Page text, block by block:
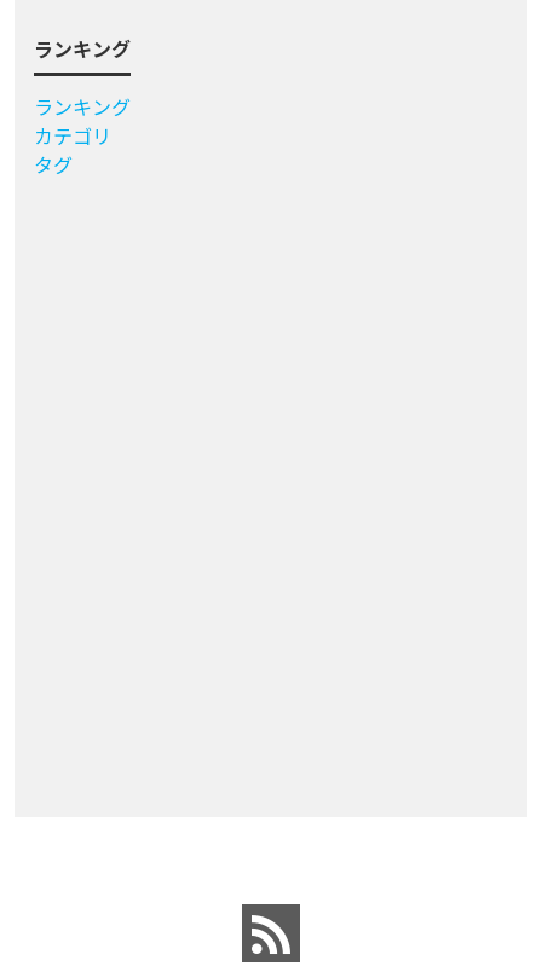
ランキング
ランキング
カテゴリ
タグ